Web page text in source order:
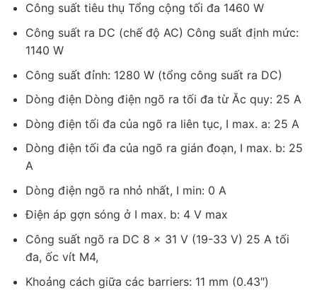
Công suất tiêu thụ Tổng cộng tối đa 1460 W
Công suất ra DC (chế độ AC) Công suất định mức:
1140 W
Công suất đỉnh: 1280 W (tổng công suất ra DC)
Dòng điện Dòng điện ngõ ra tối đa từ Ăc quy: 25 A
Dòng điện tối đa của ngõ ra liên tục, I max. a: 25 A
Dòng điện tối đa của ngõ ra gián đoạn, I max. b: 25
A
Dòng điện ngõ ra nhỏ nhất, I min: 0 A
Điện áp gợn sóng ở I max. b: 4 V max
Công suất ngõ ra DC 8 x 31 V (19-33 V) 25 A tối
đa, ốc vít M4,
Khoảng cách giữa các barriers: 11 mm (0.43″)